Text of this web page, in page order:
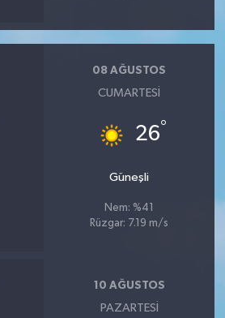
08 AĞUSTOS
CUMARTESI
26°
Güneşli
Nem: %41
Rüzgar: 7.19 m/s
10 AĞUSTOS
PAZARTESI